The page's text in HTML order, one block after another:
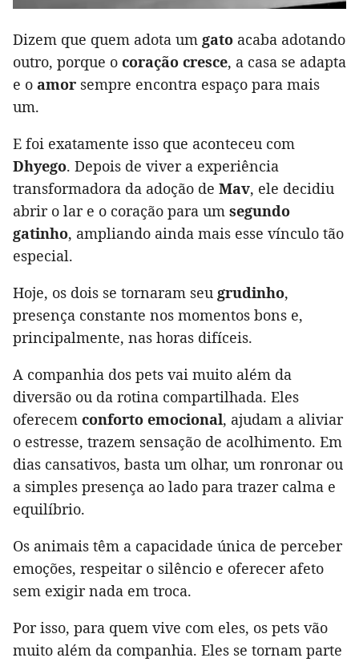
Dizem que quem adota um gato acaba adotando
outro, porque o coração cresce, a casa se adapta
e o amor sempre encontra espaço para mais
um.
E foi exatamente isso que aconteceu com
Dhyego. Depois de viver a experiência
transformadora da adoção de Mav, ele decidiu
abrir o lar e o coração para um segundo
gatinho, ampliando ainda mais esse vínculo tão
especial.
Hoje, os dois se tornaram seu grudinho,
presença constante nos momentos bons e,
principalmente, nas horas difíceis.
A companhia dos pets vai muito além da
diversão ou da rotina compartilhada. Eles
oferecem conforto emocional, ajudam a aliviar
o estresse, trazem sensação de acolhimento. Em
dias cansativos, basta um olhar, um ronronar ou
a simples presença ao lado para trazer calma e
equilíbrio.
Os animais têm a capacidade única de perceber
emoções, respeitar o silêncio e oferecer afeto
sem exigir nada em troca.
Por isso, para quem vive com eles, os pets vão
muito além da companhia. Eles se tornam parte